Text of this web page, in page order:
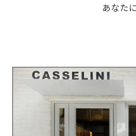
あなた